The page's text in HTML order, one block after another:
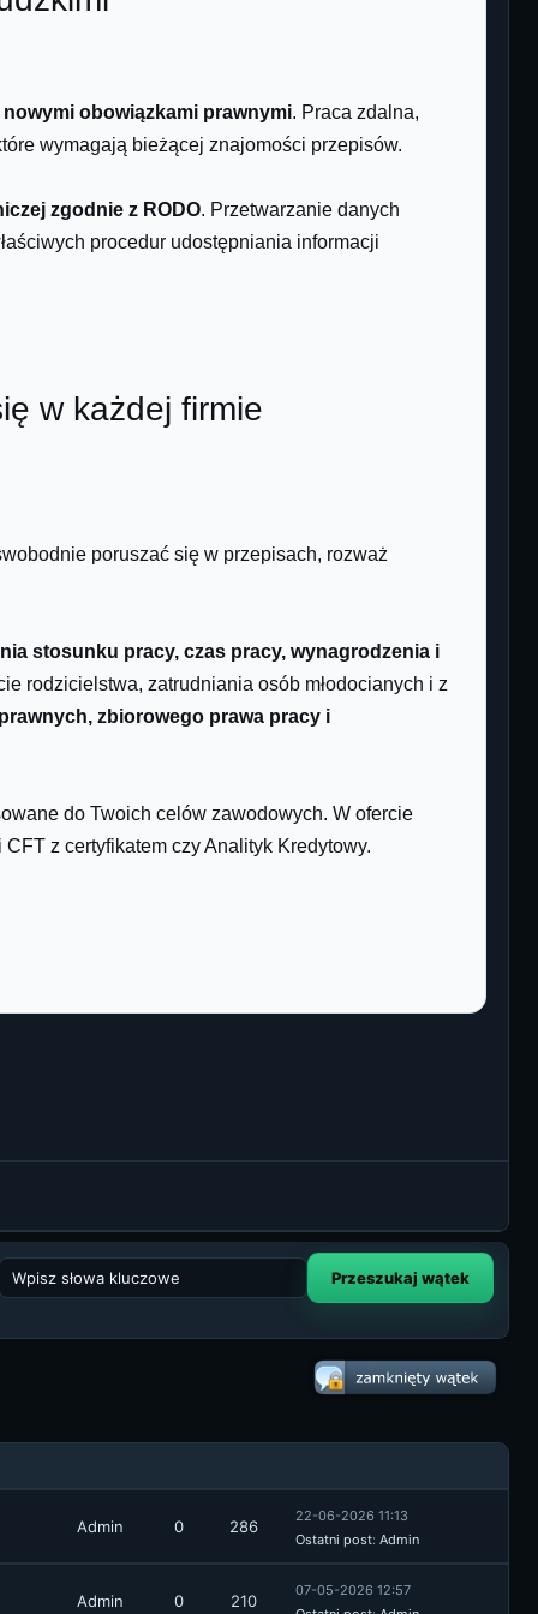
obowiązkami prawnymi. Praca zdalna,
wymagają bieżącej znajomości przepisów.
zgodnie z RODO. Przetwarzanie danych
procedur udostępniania informacji
w każdej firmie
poruszać się w przepisach, rozważ
stosunku pracy, czas pracy, wynagrodzenia i
rodzicielstwa, zatrudniania osób młodocianych i z
zbiorowego prawa pracy i
do Twoich celów zawodowych. W ofercie
z certyfikatem czy Analityk Kredytowy.
Admin 0 286
22-06-2026 11:13
Ostatni post: Admin
Admin 0 210
07-05-2026 12:57